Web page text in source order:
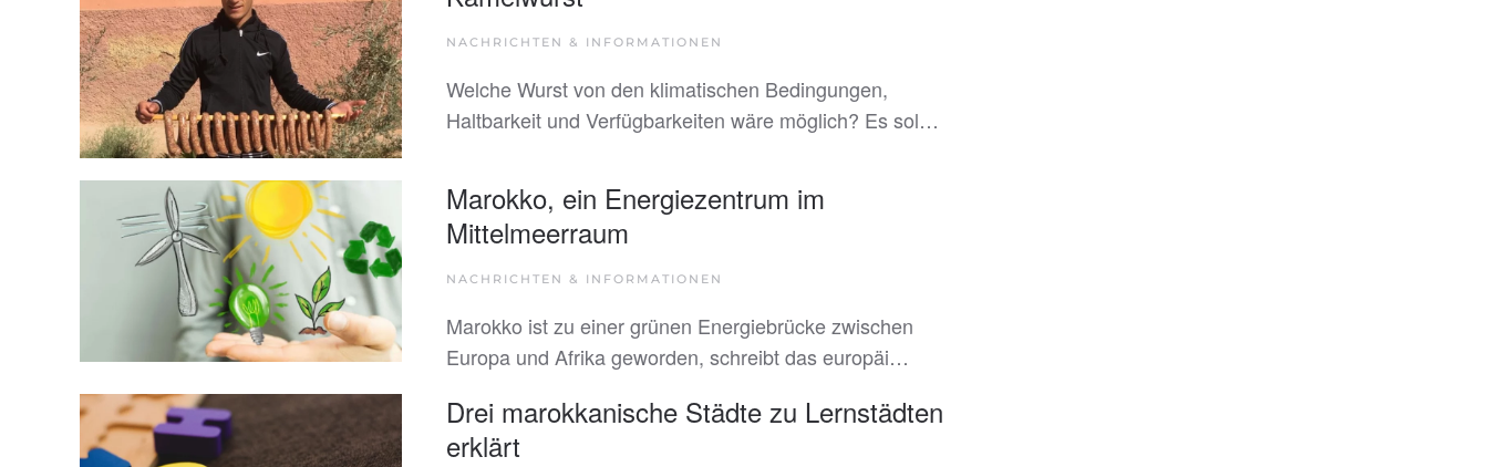
NACHRICHTEN & INFORMATIONEN
Welche Wurst von den klimatischen Bedingungen,
Haltbarkeit und Verfügbarkeiten wäre möglich? Es sol…
Marokko, ein Energiezentrum im
Mittelmeerraum
NACHRICHTEN & INFORMATIONEN
Marokko ist zu einer grünen Energiebrücke zwischen
Europa und Afrika geworden, schreibt das europäi…
Drei marokkanische Städte zu Lernstädten
erklärt